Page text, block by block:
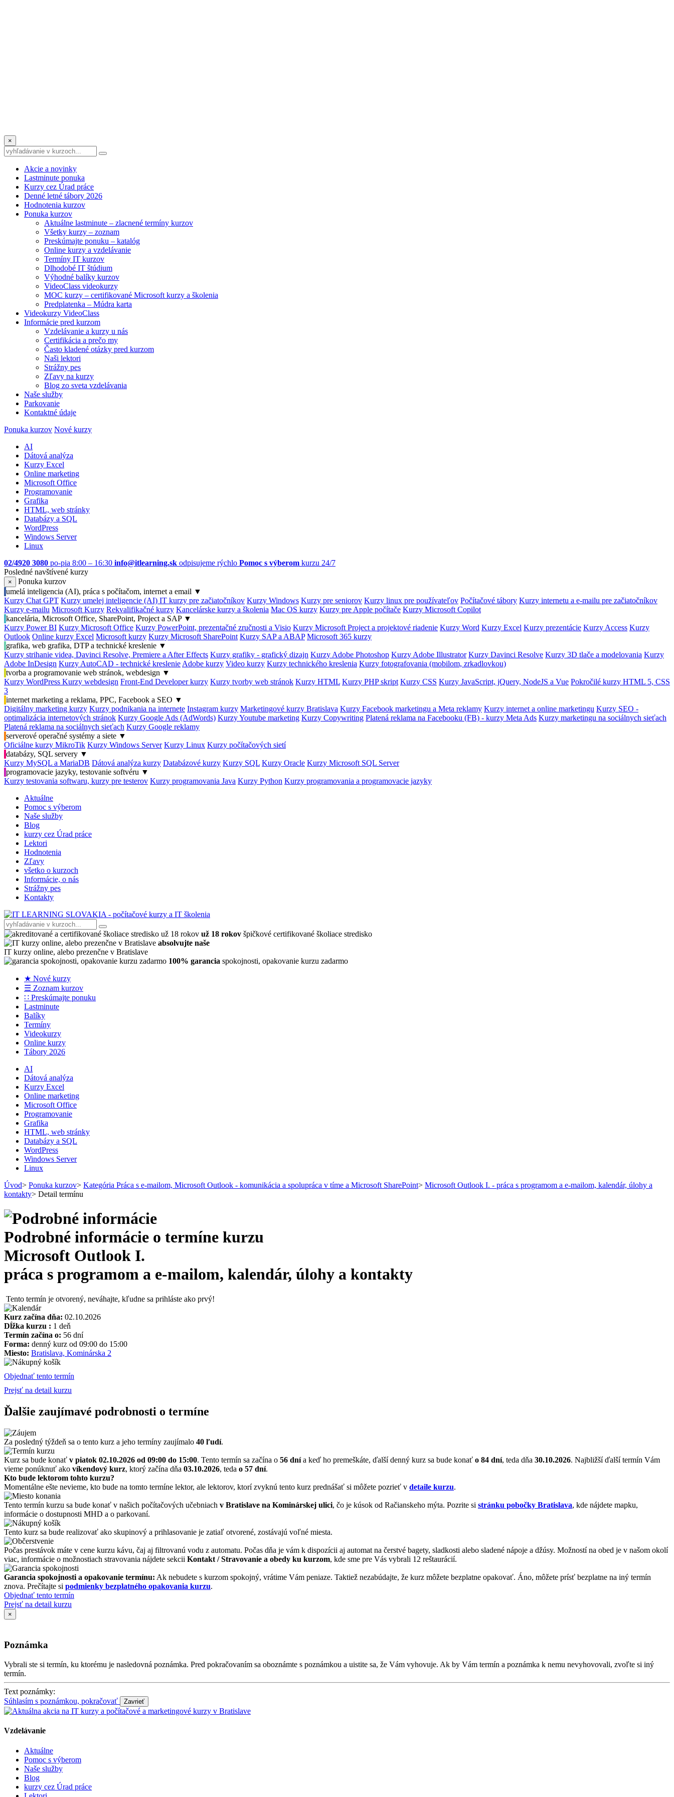
×
Akcie a novinky
Lastminute ponuka
Kurzy cez Úrad práce
Denné letné tábory 2026
Hodnotenia kurzov
Ponuka kurzov
Aktuálne lastminute – zlacnené termíny kurzov
Všetky kurzy – zoznam
Preskúmajte ponuku – katalóg
Online kurzy a vzdelávanie
Termíny IT kurzov
Dlhodobé IT štúdium
Výhodné balíky kurzov
VideoClass videokurzy
MOC kurzy – certifikované Microsoft kurzy a školenia
Predplatenka – Múdra karta
Videokurzy VideoClass
Informácie pred kurzom
Vzdelávanie a kurzy u nás
Certifikácia a prečo my
Často kladené otázky pred kurzom
Naši lektori
Strážny pes
Zľavy na kurzy
Blog zo sveta vzdelávania
Naše služby
Parkovanie
Kontaktné údaje
Ponuka kurzov Nové kurzy
AI
Dátová analýza
Kurzy Excel
Online marketing
Microsoft Office
Programovanie
Grafika
HTML, web stránky
Databázy a SQL
WordPress
Windows Server
Linux
02/4920 3080 po-pia 8:00 – 16:30 info@itlearning.sk odpisujeme rýchlo Pomoc s výberom kurzu 24/7
Posledné navštívené kurzy
×
Ponuka kurzov
umelá inteligencia (AI), práca s počítačom, internet a email ▼
Kurzy Chat GPT Kurzy umelej inteligencie (AI) IT kurzy pre začiatočníkov Kurzy Windows Kurzy pre seniorov Kurzy linux pre používateľov Počítačové tábory Kurzy internetu a e-mailu pre začiatočníkov
Kurzy e-mailu Microsoft Kurzy Rekvalifikačné kurzy Kancelárske kurzy a školenia Mac OS kurzy Kurzy pre Apple počítače Kurzy Microsoft Copilot
kancelária, Microsoft Office, SharePoint, Project a SAP ▼
Kurzy Power BI Kurzy Microsoft Office Kurzy PowerPoint, prezentačné zručnosti a Visio Kurzy Microsoft Project a projektové riadenie Kurzy Word Kurzy Excel Kurzy prezentácie Kurzy Access Kurzy
Outlook Online kurzy Excel Microsoft kurzy Kurzy Microsoft SharePoint Kurzy SAP a ABAP Microsoft 365 kurzy
grafika, web grafika, DTP a technické kreslenie ▼
Kurzy strihanie videa, Davinci Resolve, Premiere a After Effects Kurzy grafiky - grafický dizajn Kurzy Adobe Photoshop Kurzy Adobe Illustrator Kurzy Davinci Resolve Kurzy 3D tlače a modelovania Kurzy
Adobe InDesign Kurzy AutoCAD - technické kreslenie Adobe kurzy Video kurzy Kurzy technického kreslenia Kurzy fotografovania (mobilom, zrkadlovkou)
tvorba a programovanie web stránok, webdesign ▼
Kurzy WordPress Kurzy webdesign Front-End Developer kurzy Kurzy tvorby web stránok Kurzy HTML Kurzy PHP skript Kurzy CSS Kurzy JavaScript, jQuery, NodeJS a Vue Pokročilé kurzy HTML 5, CSS
3
internet marketing a reklama, PPC, Facebook a SEO ▼
Digitálny marketing kurzy Kurzy podnikania na internete Instagram kurzy Marketingové kurzy Bratislava Kurzy Facebook marketingu a Meta reklamy Kurzy internet a online marketingu Kurzy SEO -
optimalizácia internetových stránok Kurzy Google Ads (AdWords) Kurzy Youtube marketing Kurzy Copywriting Platená reklama na Facebooku (FB) - kurzy Meta Ads Kurzy marketingu na sociálnych sieťach
Platená reklama na sociálnych sieťach Kurzy Google reklamy
serverové operačné systémy a siete ▼
Oficiálne kurzy MikroTik Kurzy Windows Server Kurzy Linux Kurzy počítačových sietí
databázy, SQL servery ▼
Kurzy MySQL a MariaDB Dátová analýza kurzy Databázové kurzy Kurzy SQL Kurzy Oracle Kurzy Microsoft SQL Server
programovacie jazyky, testovanie softvéru ▼
Kurzy testovania softwaru, kurzy pre testerov Kurzy programovania Java Kurzy Python Kurzy programovania a programovacie jazyky
Aktuálne
Pomoc s výberom
Naše služby
Blog
kurzy cez Úrad práce
Lektori
Hodnotenia
Zľavy
všetko o kurzoch
Informácie, o nás
Strážny pes
Kontakty
už 18 rokov špičkové certifikované školiace stredisko
absolvujte naše
IT kurzy online, alebo prezenčne v Bratislave
100% garancia spokojnosti, opakovanie kurzu zadarmo
★ Nové kurzy
☰ Zoznam kurzov
∷ Preskúmajte ponuku
Lastminute
Balíky
Termíny
Videokurzy
Online kurzy
Tábory 2026
AI
Dátová analýza
Kurzy Excel
Online marketing
Microsoft Office
Programovanie
Grafika
HTML, web stránky
Databázy a SQL
WordPress
Windows Server
Linux
Úvod> Ponuka kurzov> Kategória Práca s e-mailom, Microsoft Outlook - komunikácia a spolupráca v tíme a Microsoft SharePoint> Microsoft Outlook I. - práca s programom a e-mailom, kalendár, úlohy a
kontakty> Detail termínu
Podrobné informácie o termíne kurzu
Microsoft Outlook I.
práca s programom a e-mailom, kalendár, úlohy a kontakty
Tento termín je otvorený, neváhajte, kľudne sa prihláste ako prvý!
Kurz začína dňa: 02.10.2026
Dĺžka kurzu : 1 deň
Termín začína o: 56 dní
Forma: denný kurz od 09:00 do 15:00
Miesto: Bratislava, Kominárska 2
Objednať tento termín
Prejsť na detail kurzu
Ďalšie zaujímavé podrobnosti o termíne
Za posledný týždeň sa o tento kurz a jeho termíny zaujímalo 40 ľudí.
Kurz sa bude konať v piatok 02.10.2026 od 09:00 do 15:00. Tento termín sa začína o 56 dnía keď ho premeškáte, ďalší denný kurz sa bude konať o 84 dní, teda dňa 30.10.2026. Najbližší ďalší termín Vám
vieme ponúknuť ako víkendový kurz, ktorý začína dňa 03.10.2026, teda o 57 dní.
Kto bude lektorom tohto kurzu?
Momentálne ešte nevieme, kto bude na tomto termíne lektor, ale lektorov, ktorí zvyknú tento kurz prednášať si môžete pozrieť v detaile kurzu.
Tento termín kurzu sa bude konať v našich počítačových učebniach v Bratislave na Kominárskej ulici, čo je kúsok od Račianskeho mýta. Pozrite si stránku pobočky Bratislava, kde nájdete mapku,
informácie o dostupnosti MHD a o parkovaní.
Tento kurz sa bude realizovať ako skupinový a prihlasovanie je zatiaľ otvorené, zostávajú voľné miesta.
Počas prestávok máte v cene kurzu kávu, čaj aj filtrovanú vodu z automatu. Počas dňa je vám k dispozícii aj automat na čerstvé bagety, sladkosti alebo sladené nápoje a džúsy. Možností na obed je v našom okolí
viac, informácie o možnostiach stravovania nájdete sekcii Kontakt / Stravovanie a obedy ku kurzom, kde sme pre Vás vybrali 12 reštaurácií.
Garancia spokojnosti a opakovanie termínu: Ak nebudete s kurzom spokojný, vrátime Vám peniaze. Taktiež nezabúdajte, že kurz môžete bezplatne opakovať. Áno, môžete prísť bezplatne na iný termín
znova. Prečítajte si podmienky bezplatného opakovania kurzu.
Objednať tento termín
Prejsť na detail kurzu
×
Poznámka
Vybrali ste si termín, ku ktorému je nasledovná poznámka. Pred pokračovaním sa oboznámte s poznámkou a uistite sa, že Vám vyhovuje. Ak by Vám termín a poznámka k nemu nevyhovovali, zvoľte si iný
termín.
Text poznámky:
Súhlasím s poznámkou, pokračovať
Vzdelávanie
Aktuálne
Pomoc s výberom
Naše služby
Blog
kurzy cez Úrad práce